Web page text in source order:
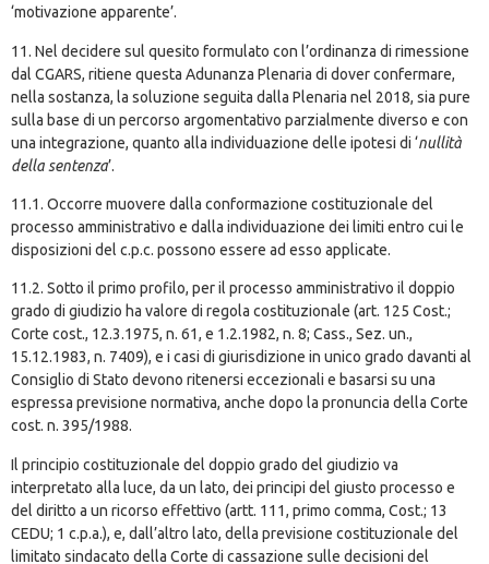
‘motivazione apparente’.
11. Nel decidere sul quesito formulato con l’ordinanza di rimessione
dal CGARS, ritiene questa Adunanza Plenaria di dover confermare,
nella sostanza, la soluzione seguita dalla Plenaria nel 2018, sia pure
sulla base di un percorso argomentativo parzialmente diverso e con
una integrazione, quanto alla individuazione delle ipotesi di ‘nullità
della sentenza’.
11.1. Occorre muovere dalla conformazione costituzionale del
processo amministrativo e dalla individuazione dei limiti entro cui le
disposizioni del c.p.c. possono essere ad esso applicate.
11.2. Sotto il primo profilo, per il processo amministrativo il doppio
grado di giudizio ha valore di regola costituzionale (art. 125 Cost.;
Corte cost., 12.3.1975, n. 61, e 1.2.1982, n. 8; Cass., Sez. un.,
15.12.1983, n. 7409), e i casi di giurisdizione in unico grado davanti al
Consiglio di Stato devono ritenersi eccezionali e basarsi su una
espressa previsione normativa, anche dopo la pronuncia della Corte
cost. n. 395/1988.
Il principio costituzionale del doppio grado del giudizio va
interpretato alla luce, da un lato, dei principi del giusto processo e
del diritto a un ricorso effettivo (artt. 111, primo comma, Cost.; 13
CEDU; 1 c.p.a.), e, dall’altro lato, della previsione costituzionale del
limitato sindacato della Corte di cassazione sulle decisioni del